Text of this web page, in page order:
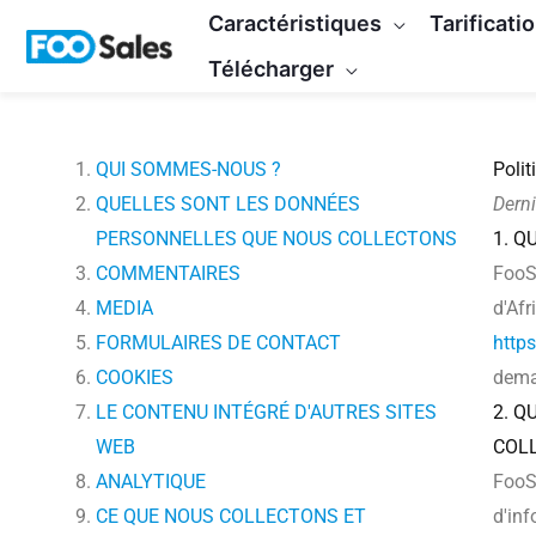
Caractéristiques
Télécharger
QUI SOMMES-NOUS ?
QUELLES SONT LES DONNÉES
PERSONNELLES QUE NOUS COLLECTONS
COMMENTAIRES
MEDIA
FORMULAIRES DE CONTACT
COOKIES
LE CONTENU INTÉGRÉ D'AUTRES SITES
WEB
ANALYTIQUE
CE QUE NOUS COLLECTONS ET
1.
2.